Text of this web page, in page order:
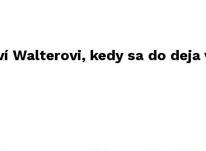
Walterovi, kedy sa do deja